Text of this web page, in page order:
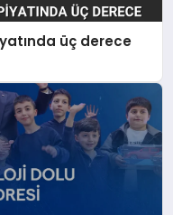
üç derece